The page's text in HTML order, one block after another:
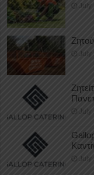
July
July
July
July